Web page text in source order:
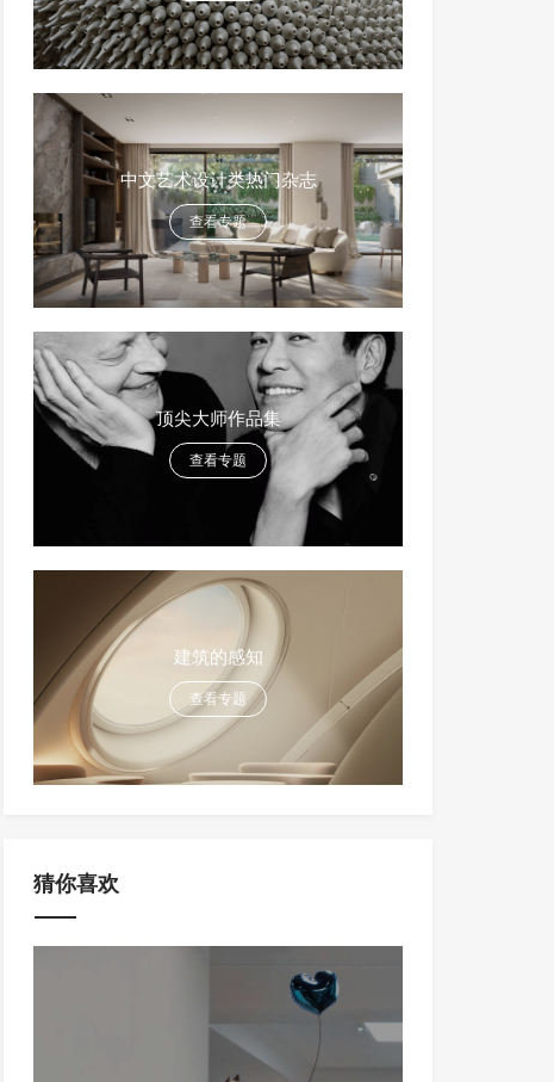
中文艺术设计类热门杂志
查看专题
顶尖大师作品集
查看专题
建筑的感知
查看专题
猜你喜欢